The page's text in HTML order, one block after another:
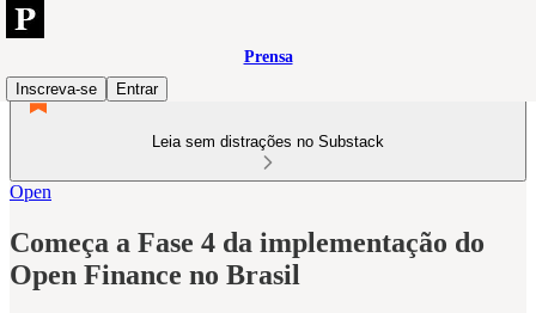
Prensa
Inscreva-se
Entrar
Leia sem distrações no Substack
Open
Começa a Fase 4 da implementação do
Open Finance no Brasil